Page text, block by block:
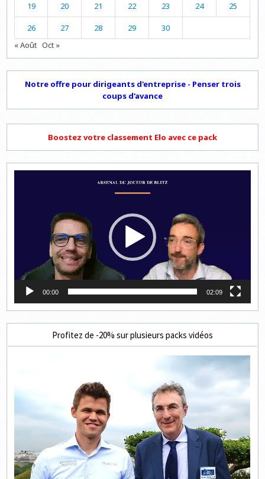
19 20 21 22 23 24 25
26 27 28 29
30
« Août Oct »
Notre offre pour dirigeants d'entreprise - Penser trois
coups d'avance
Boostez votre classement Elo avec ce pack
00:00 02:09
Profitez de -20% sur plusieurs packs vidéos